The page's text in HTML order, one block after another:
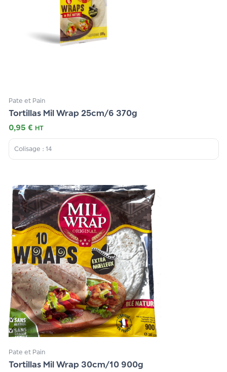
Pate et Pain
Tortillas Mil Wrap 25cm/6 370g
0,95 € HT
Colisage : 14
Pate et Pain
Tortillas Mil Wrap 30cm/10 900g